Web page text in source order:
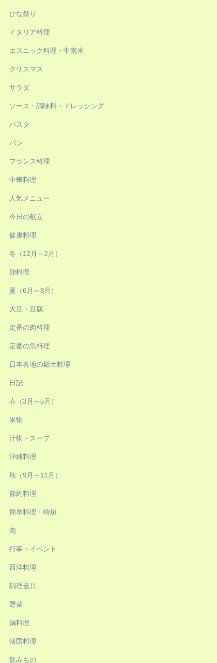
ひな祭り
イタリア料理
エスニック料理・中南米
クリスマス
サラダ
ソース・調味料・ドレッシング
パスタ
パン
フランス料理
中華料理
人気メニュー
今日の献立
健康料理
冬（12月～2月）
卵料理
夏（6月～8月）
大豆・豆腐
定番の肉料理
定番の魚料理
日本各地の郷土料理
日記
春（3月～5月）
果物
汁物・スープ
沖縄料理
秋（9月～11月）
節約料理
簡単料理・時短
肉
行事・イベント
西洋料理
調理器具
野菜
鍋料理
韓国料理
飲みもの